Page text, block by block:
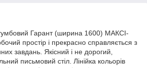
Гарант (ширина 1600) МАКСІ-
простір і прекрасно справляється з
завдань. Якісний і не дорогий,
письмовий стіл. Лінійка кольорів